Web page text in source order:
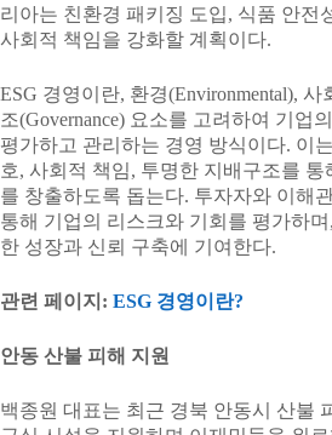
리아는 친환경 패키징 도입, 식품 안전
사회적 책임을 강화할 계획이다.
ESG 경영이란, 환경(Environmental), 사
조(Governance) 요소를 고려하여 기업
평가하고 관리하는 경영 방식이다. 이
호, 사회적 책임, 투명한 지배구조를 통
를 창출하도록 돕는다. 투자자와 이해
통해 기업의 리스크와 기회를 평가하
한 성장과 신뢰 구축에 기여한다.
관련 페이지: ESG 경영이란?
안동 산불 피해 지원
백종원 대표는 최근 경북 안동시 산불